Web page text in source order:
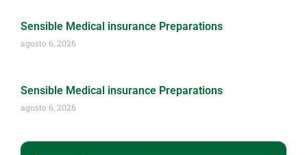
Sensible Medical insurance Preparations
agosto 6, 2026
Sensible Medical insurance Preparations
agosto 6, 2026